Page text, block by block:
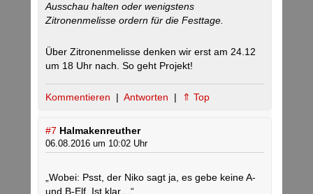
Ausschau halten oder wenigstens
Zitronenmelisse ordern für die Festtage.
Über Zitronenmelisse denken wir erst am 24.12
um 18 Uhr nach. So geht Projekt!
Kommentieren | Antworten | ⇑ Top
#7 Halmakenreuther
06.08.2016 um 10:02 Uhr
„Wobei: Psst, der Niko sagt ja, es gebe keine A-
und B-Elf. Ist klar…“